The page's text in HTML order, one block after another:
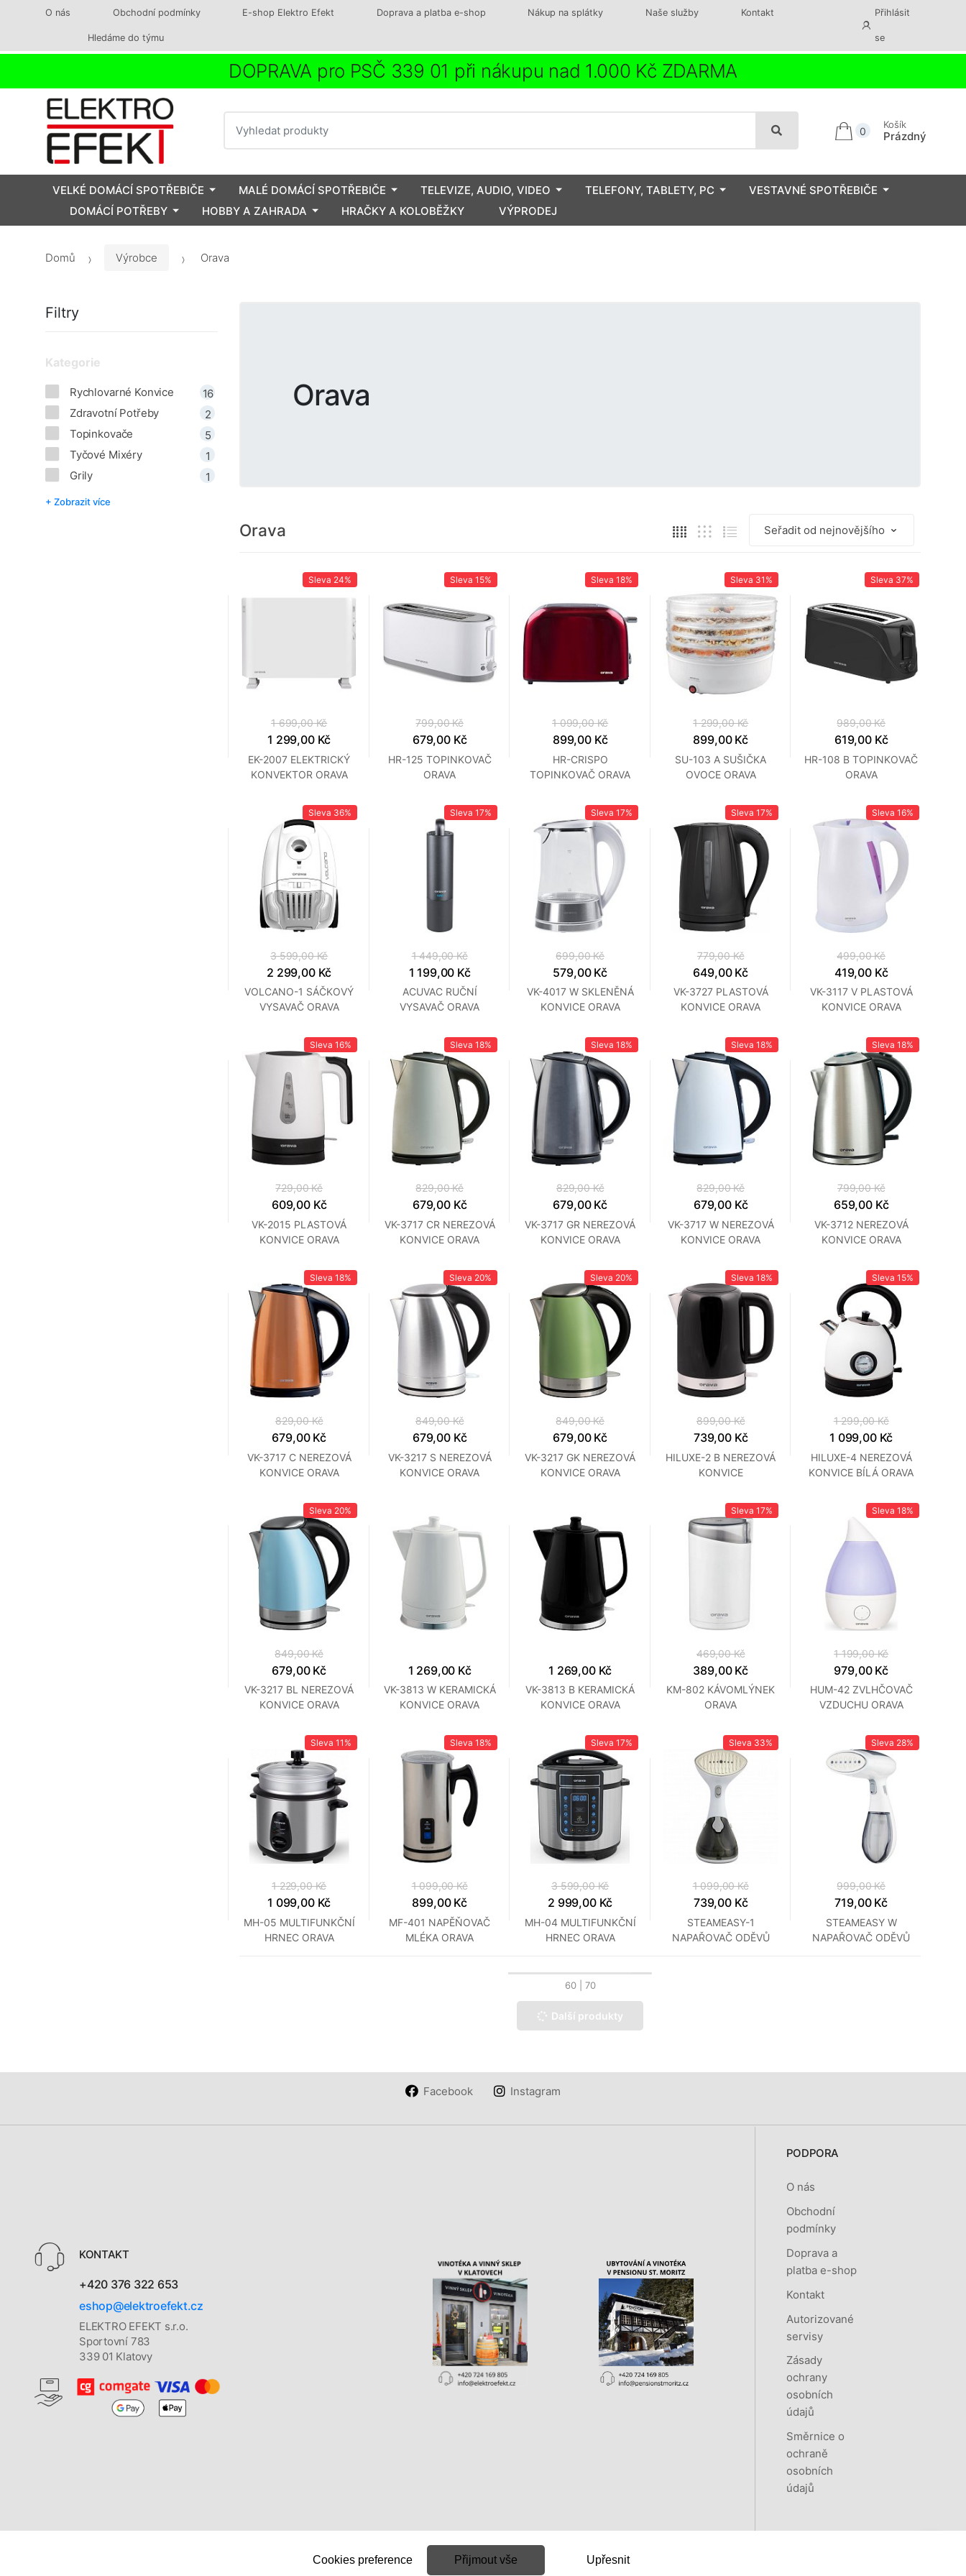
O nás Obchodní podmínky E-shop Elektro Efekt Doprava a platba e-shop Nákup na splátky Naše služby Kontakt
Hledáme do týmu
Přihlásit
se
DOPRAVA pro PSČ 339 01 při nákupu nad 1.000 Kč ZDARMA
0
Košík
Prázdný
VELKÉ DOMÁCÍ SPOTŘEBIČE MALÉ DOMÁCÍ SPOTŘEBIČE TELEVIZE, AUDIO, VIDEO TELEFONY, TABLETY, PC
VESTAVNÉ SPOTŘEBIČE
DOMÁCÍ POTŘEBY
HOBBY A ZAHRADA HRAČKY A KOLOBĚŽKY VÝPRODEJ
Domů Výrobce Orava
Orava
Orava
Sleva 24%
1 699,00 Kč
1 299,00 Kč
EK-2007 ELEKTRICKÝ
KONVEKTOR ORAVA
Sleva15%
799,00 Kč
679,00 Kč
HR-125 TOPINKOVAČ
ORAVA
Sleva 18%
1 099,00 Kč
899,00 Kč
HR-CRISPO
TOPINKOVAČ ORAVA
Sleva 31%
1 299,00 Kč
899,00 Kč
SU-103 A SUŠIČKA
OVOCE ORAVA
Sleva 37%
989,00 Kč
619,00 Kč
HR-108 B TOPINKOVAČ
ORAVA
Sleva 36%
3 599,00 Kč
2 299,00 Kč
VOLCANO-1 SÁČKOVÝ
VYSAVAČ ORAVA
Sleva17%
1 449,00 Kč
1 199,00 Kč
ACUVAC RUČNÍ
VYSAVAČ ORAVA
Sleva 17%
699,00 Kč
579,00 Kč
VK-4017 W SKLENĚNÁ
KONVICE ORAVA
Sleva17%
779,00 Kč
649,00 Kč
VK-3727 PLASTOVÁ
KONVICE ORAVA
Sleva 16%
499,00 Kč
419,00 Kč
VK-3117 V PLASTOVÁ
KONVICE ORAVA
Sleva 16%
729,00 Kč
609,00 Kč
VK-2015 PLASTOVÁ
KONVICE ORAVA
Sleva18%
829,00 Kč
679,00 Kč
VK-3717 CR NEREZOVÁ
KONVICE ORAVA
Sleva 18%
829,00 Kč
679,00 Kč
VK-3717 GR NEREZOVÁ
KONVICE ORAVA
Sleva18%
829,00 Kč
679,00 Kč
VK-3717 W NEREZOVÁ
KONVICE ORAVA
Sleva 18%
799,00 Kč
659,00 Kč
VK-3712 NEREZOVÁ
KONVICE ORAVA
Sleva 18%
829,00 Kč
679,00 Kč
VK-3717 C NEREZOVÁ
KONVICE ORAVA
Sleva 20%
849,00 Kč
679,00 Kč
VK-3217 S NEREZOVÁ
KONVICE ORAVA
Sleva 20%
849,00 Kč
679,00 Kč
VK-3217 GK NEREZOVÁ
KONVICE ORAVA
Sleva18%
899,00 Kč
739,00 Kč
HILUXE-2 B NEREZOVÁ
KONVICE
Sleva 15%
1 299,00 Kč
1 099,00 Kč
HILUXE-4 NEREZOVÁ
KONVICE BÍLÁ ORAVA
Sleva 20%
849,00 Kč
679,00 Kč
VK-3217 BL NEREZOVÁ
KONVICE ORAVA
1 269,00 Kč
VK-3813 W KERAMICKÁ
KONVICE ORAVA
1 269,00 Kč
VK-3813 B KERAMICKÁ
KONVICE ORAVA
Sleva17%
469,00 Kč
389,00 Kč
KM-802 KÁVOMLÝNEK
ORAVA
Sleva 18%
1 199,00 Kč
979,00 Kč
HUM-42 ZVLHČOVAČ
VZDUCHU ORAVA
Sleva 11%
1 229,00 Kč
1 099,00 Kč
MH-05 MULTIFUNKČNÍ
HRNEC ORAVA
Sleva18%
1 099,00 Kč
899,00 Kč
MF-401 NAPĚŇOVAČ
MLÉKA ORAVA
Sleva 17%
3 599,00 Kč
2 999,00 Kč
MH-04 MULTIFUNKČNÍ
HRNEC ORAVA
Sleva 33%
1 099,00 Kč
739,00 Kč
STEAMEASY-1
NAPAŘOVAČ ODĚVŮ
Sleva 28%
999,00 Kč
719,00 Kč
STEAMEASY W
NAPAŘOVAČ ODĚVŮ
60| 70
Další produkty
Filtry
Kategorie
Rychlovarné Konvice
16
Zdravotní Potřeby
2
Topinkovače
5
Tyčové Mixéry
1
Grily
1
+ Zobrazit více
Facebook Instagram
KONTAKT
+420 376 322 653
eshop@elektroefekt.cz
ELEKTRO EFEKT s.r.o.
Sportovní 783
339 01 Klatovy
PODPORA
O nás
Obchodní
podmínky
Doprava a
platba e-shop
Kontakt
Autorizované
servisy
Zásady
ochrany
osobních
údajů
Směrnice o
ochraně
osobních
údajů
Cookies preference Přijmout vše Upřesnit